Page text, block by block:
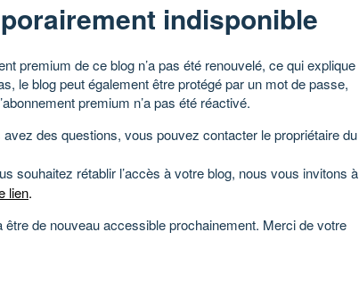
indisponible
premium de ce blog n’a pas été renouvelé, ce qui explique
le blog peut également être protégé par un mot de passe,
premium n’a pas été réactivé.
avez des questions, vous pouvez contacter le propriétaire du
souhaitez rétablir l’accès à votre blog, nous vous invitons à
lien.
de nouveau accessible prochainement. Merci de votre